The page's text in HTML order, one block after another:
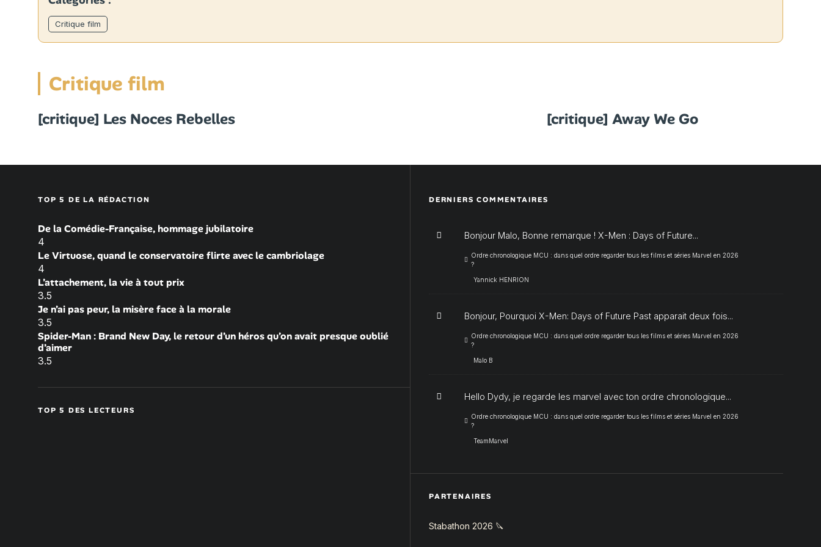
Critique film
Critique film
[critique] Les Noces Rebelles [critique] Away We Go
TOP 5 DE LA RÉDACTION
De la Comédie-Française, hommage jubilatoire
4
Le Virtuose, quand le conservatoire flirte avec le cambriolage
4
L’attachement, la vie à tout prix
3.5
Je n’ai pas peur, la misère face à la morale
3.5
Spider-Man : Brand New Day, le retour d’un héros qu’on avait presque oublié
d’aimer
3.5
TOP 5 DES LECTEURS
DERNIERS COMMENTAIRES
Bonjour Malo, Bonne remarque ! X-Men : Days of Future...
Ordre chronologique MCU : dans quel ordre regarder tous les films et séries Marvel en 2026
?
Yannick HENRION
Bonjour, Pourquoi X-Men: Days of Future Past apparait deux fois...
Ordre chronologique MCU : dans quel ordre regarder tous les films et séries Marvel en 2026
?
Malo B
Hello Dydy, je regarde les marvel avec ton ordre chronologique...
Ordre chronologique MCU : dans quel ordre regarder tous les films et séries Marvel en 2026
?
TeamMarvel
PARTENAIRES
Stabathon 2026 🔪